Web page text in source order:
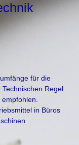
für die
Regel
in Büros